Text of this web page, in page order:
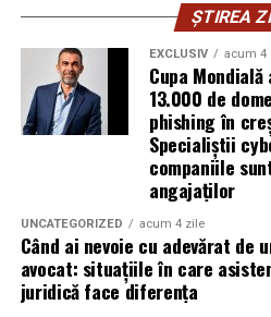
De la Gara Buftea pana la
aproximativ 30 de minute de
trebuie insa sa tina cont ca nu
intoarcere pe timpul noptii.
Bicicleta
Cei care aleg transportul
special amenajata pentru
festival.
Masinapersonala
ȘTIREA
EXCLUSIV acum 4
Cupa
13.000 de
phishing în
Specialiștii
companiile
angajaților
UNCATEGORIZED acum 4 zile
Când ai nevoie cu adevărat de
avocat: situațiile în care
juridică face diferența